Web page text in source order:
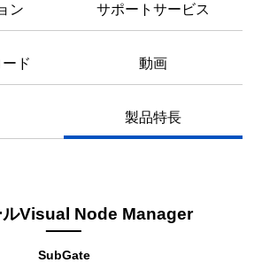
ン サポートサービス
ド 動画
製品特長
SubGate
ルVisual Node Manager